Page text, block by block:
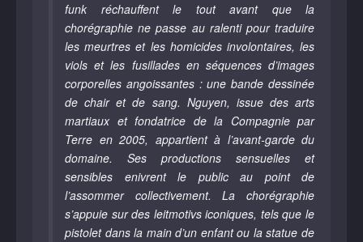
funk réchauffent le tout avant que la
chorégraphie ne passe au ralenti pour traduire
les meurtres et les homicides involontaires, les
viols et les fusillades en séquences d’images
corporelles angoissantes : une bande dessinée
de chair et de sang. Nguyen, issue des arts
martiaux et fondatrice de la Compagnie par
Terre en 2005, appartient à l’avant-garde du
domaine. Ses productions sensuelles et
sensibles enivrent le public au point de
l’assommer collectivement. La chorégraphie
s’appuie sur des leitmotivs iconiques, tels que le
pistolet dans la main d’un enfant ou la statue de